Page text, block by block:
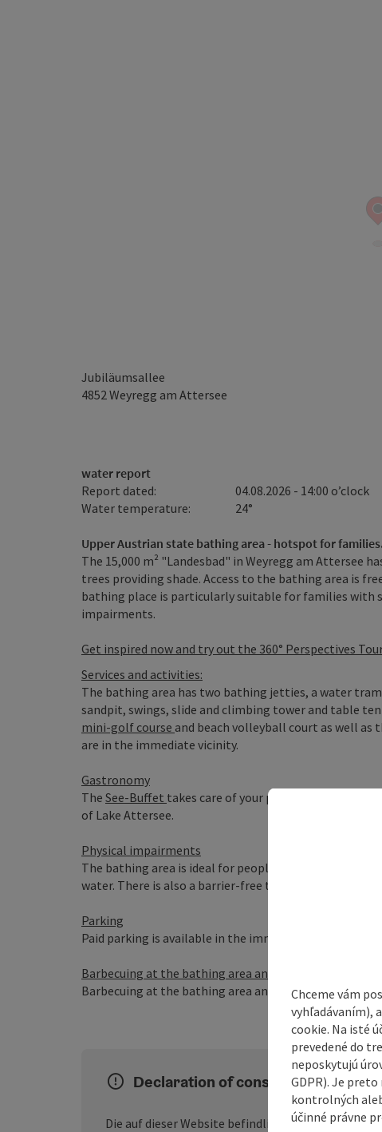
Jubiläumsallee
4852Weyregg am Attersee
water report
Report dated:
04.08.2026 - 14:00 o’clock
Water temperature:
24°
Upper Austrian state bathing area - hotspot for
The 15,000 m² "Landesbad" in Weyregg am Attersee
trees providing shade. Access to the bathing area is
bathing place is particularly suitable for families with
impairments.
Get inspired now and try out the 360° Perspectives
Services and activities:
The bathing area has two bathing jetties, a water
sandpit, swings, slide and climbing tower and table
mini-golf course and beach volleyball court as well as
are in the immediate vicinity.
Gastronomy
The See-Buffet takes care of your physical well-being:
of Lake Attersee.
Physical impairments
The bathing area is ideal for people with physical
water. There is also a barrier-free toilet facility.
Parking
Paid parking is available in the immediate vicinity of
Barbecuing at the bathing area and bringing dogs:
Barbecuing at the bathing area and bringing dogs is
Declaration of consent
Die auf dieser Website befindlichen Inhalte
Chceme vám
vyhľadávaním),
cookie. Na isté
prevedené do
neposkytujú
GDPR). Je
kontrolných
účinné právne